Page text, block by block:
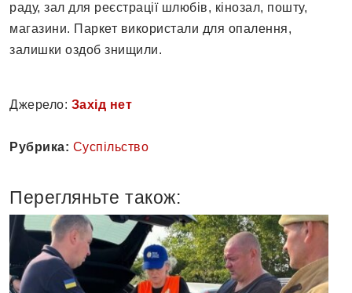
раду, зал для реєстрації шлюбів, кінозал, пошту,
магазини. Паркет використали для опалення,
залишки оздоб знищили.
Джерело: Захід нет
Рубрика: Суспільство
Перегляньте також: